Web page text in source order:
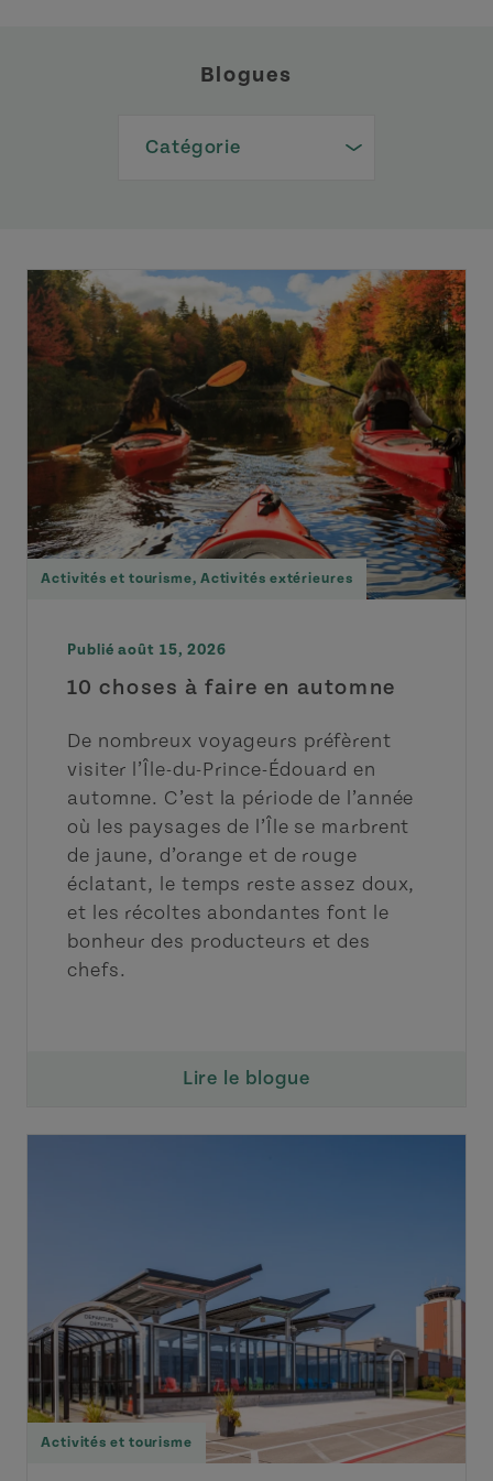
Blogues
Activités et tourisme, Activités extérieures
Publié août 15, 2026
10 choses à faire en automne
De nombreux voyageurs préfèrent
visiter l’Île-du-Prince-Édouard en
automne. C’est la période de l’année
où les paysages de l’Île se marbrent
de jaune, d’orange et de rouge
éclatant, le temps reste assez doux,
et les récoltes abondantes font le
bonheur des producteurs et des
chefs.
Lire le blogue
Activités et tourisme